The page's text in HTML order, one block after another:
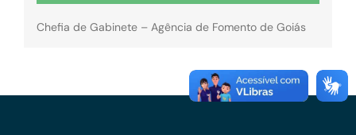
Chefia de Gabinete – Agência de Fomento de Goiás